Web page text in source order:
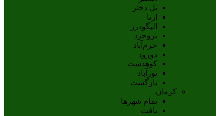
پل دختر
ازنا
اليگودرز
بروجرد
خرم‌آباد
دورود
کوهدشت
نورآباد
بازگشت
کرمان
تمام شهر‌ها
بافت